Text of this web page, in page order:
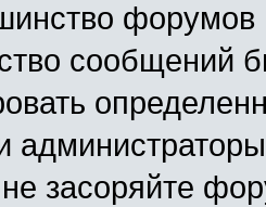
форумов
сообщений
засоряйте